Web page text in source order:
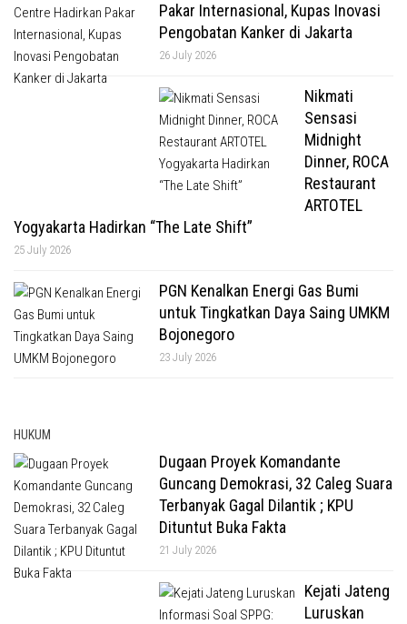
Pakar Internasional, Kupas Inovasi
Pengobatan Kanker di Jakarta
26 July 2026
Nikmati
Sensasi
Midnight
Dinner, ROCA
Restaurant
ARTOTEL
Yogyakarta Hadirkan “The Late Shift”
25 July 2026
PGN Kenalkan Energi Gas Bumi
untuk Tingkatkan Daya Saing UMKM
Bojonegoro
23 July 2026
HUKUM
Dugaan Proyek Komandante
Guncang Demokrasi, 32 Caleg Suara
Terbanyak Gagal Dilantik ; KPU
Dituntut Buka Fakta
21 July 2026
Kejati Jateng
Luruskan